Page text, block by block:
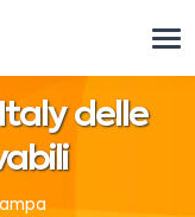
delle